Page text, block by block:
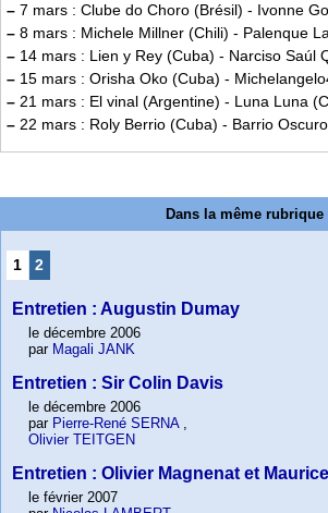
– 7 mars : Clube do Choro (Brésil) - Ivonne
– 8 mars : Michele Millner (Chili) - Palenque
– 14 mars : Lien y Rey (Cuba) - Narciso Saúl
– 15 mars : Orisha Oko (Cuba) -
– 21 mars : El vinal (Argentine) - Luna Luna
– 22 mars : Roly Berrio (Cuba) - Barrio
Dans la même rubrique
1 2
Entretien : Augustin Dumay
le décembre 2006
par Magali JANK
Entretien : Sir Colin Davis
le décembre 2006
par Pierre-René SERNA,
Olivier TEITGEN
Entretien : Olivier Magnenat et
le février 2007